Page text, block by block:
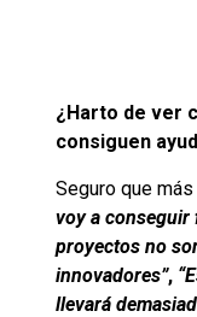
¿Harto de ver
consiguen
Seguro que
voy a conseguir
proyectos no
innovadores”,
llevará